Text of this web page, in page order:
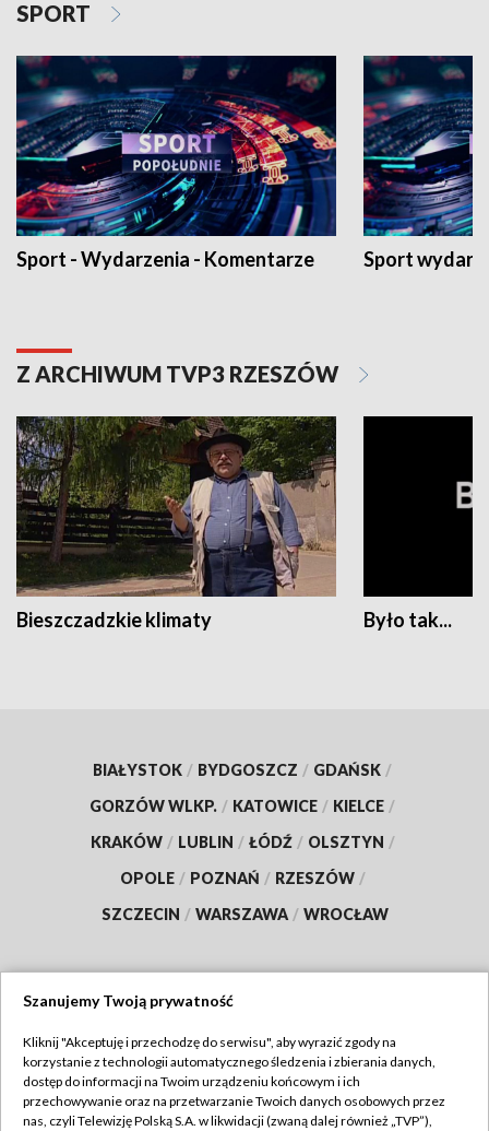
SPORT
Sport - Wydarzenia - Komentarze Sport
Z ARCHIWUM TVP3 RZESZÓW
Bieszczadzkie klimaty Było tak...
BIAŁYSTOK / BYDGOSZCZ / GDAŃSK /
GORZÓW WLKP. / KATOWICE / KIELCE /
KRAKÓW / LUBLIN / ŁÓDŹ / OLSZTYN /
OPOLE / POZNAŃ / RZESZÓW /
SZCZECIN / WARSZAWA / WROCŁAW
TVP
Abonament TVP
Regulamin TVP
Szanujemy Twoją prywatność
Kliknij "Akceptuję i przechodzę do serwisu", aby wyrazić zgody na
korzystanie z technologii automatycznego śledzenia i zbierania danych,
dostęp do informacji na Twoim urządzeniu końcowym i ich
przechowywanie oraz na przetwarzanie Twoich danych osobowych przez
nas, czyli Telewizję Polską S.A. w likwidacji (zwaną dalej również „TVP”),